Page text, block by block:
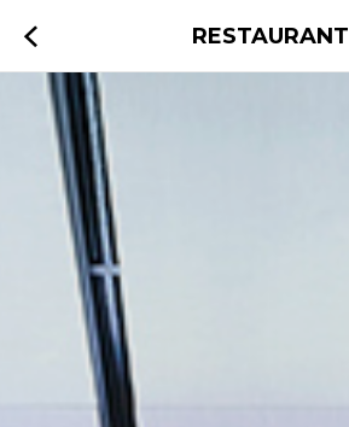
RESTAURANT